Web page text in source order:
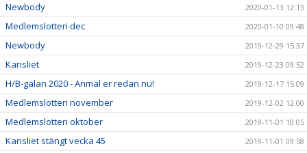
Newbody 2020-01-13 12:13
Medlemslotteri dec 2020-01-10 09:48
Newbody 2019-12-29 15:37
Kansliet 2019-12-23 09:52
H/B-galan 2020 - Anmäl er redan nu! 2019-12-17 15:09
Medlemslotteri november 2019-12-02 12:00
Medlemslotteri oktober 2019-11-01 10:05
Kansliet stängt vecka 45 2019-11-01 09:58